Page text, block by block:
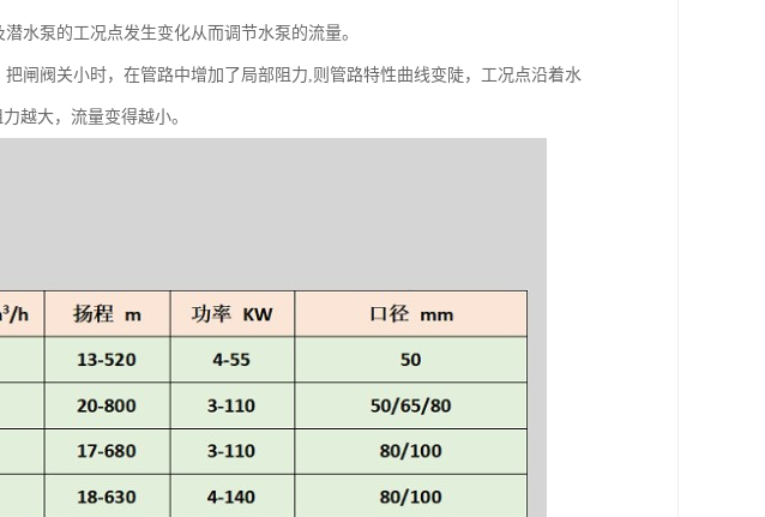
水泵的工况点发生变化从而调节水泵的流量。
闸阀关小时，在管路中增加了局部阻力,则管路特性曲线变陡，工况点沿着水
越大，流量变得越小。